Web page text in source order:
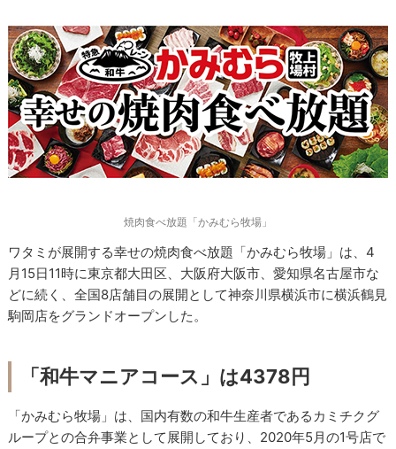
焼肉食べ放題「かみむら牧場」
ワタミが展開する幸せの焼肉食べ放題「かみむら牧場」は、4
月15日11時に東京都大田区、大阪府大阪市、愛知県名古屋市な
どに続く、全国8店舗目の展開として神奈川県横浜市に横浜鶴見
駒岡店をグランドオープンした。
「和牛マニアコース」は4378円
「かみむら牧場」は、国内有数の和牛生産者であるカミチクグ
ループとの合弁事業として展開しており、2020年5月の1号店で